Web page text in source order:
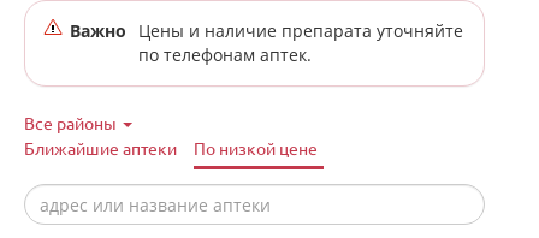
Важно
Цены и наличие препарата уточняйте
по телефонам аптек.
Все районы
Ближайшие аптеки
По низкой цене